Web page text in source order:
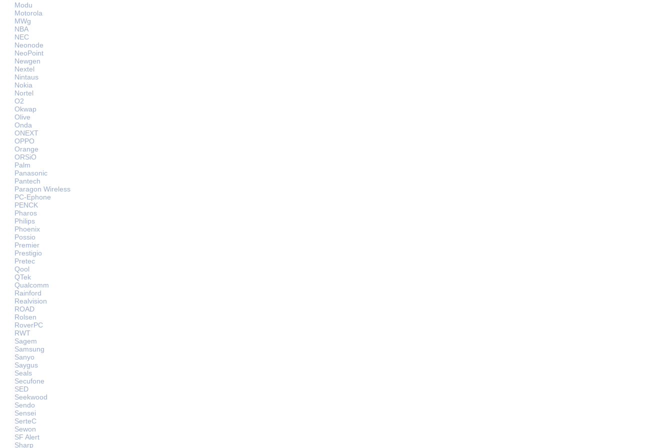
Modu
Motorola
MWg
NBA
NEC
Neonode
NeoPoint
Newgen
Nextel
Nintaus
Nokia
Nortel
O2
Okwap
Olive
Onda
ONEXT
OPPO
Orange
ORSiO
Palm
Panasonic
Pantech
Paragon Wireless
PC-Ephone
PENCK
Pharos
Philips
Phoenix
Possio
Premier
Prestigio
Pretec
Qool
QTek
Qualcomm
Rainford
Realvision
ROAD
Rolsen
RoverPC
RWT
Sagem
Samsung
Sanyo
Saygus
Seals
Secufone
SED
Seekwood
Sendo
Sensei
SerteC
Sewon
SF Alert
Sharp